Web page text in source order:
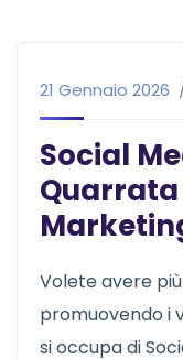
21 Gennaio 2026
Social
Volete avere
promuovendo i
si occupa di